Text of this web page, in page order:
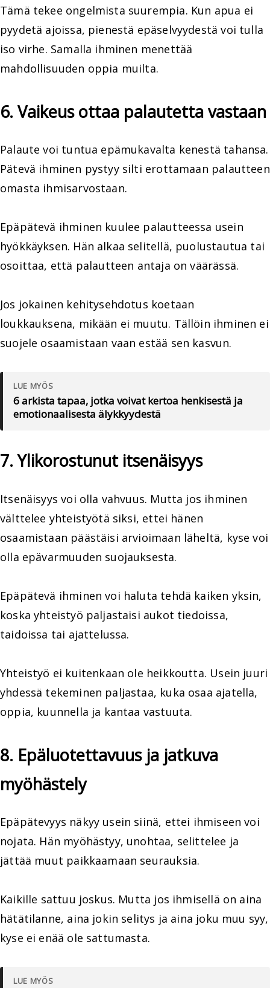
Tämä tekee ongelmista suurempia. Kun apua ei
pyydetä ajoissa, pienestä epäselvyydestä voi tulla
iso virhe. Samalla ihminen menettää
mahdollisuuden oppia muilta.
6. Vaikeus ottaa palautetta vastaan
Palaute voi tuntua epämukavalta kenestä tahansa.
Pätevä ihminen pystyy silti erottamaan palautteen
omasta ihmisarvostaan.
Epäpätevä ihminen kuulee palautteessa usein
hyökkäyksen. Hän alkaa selitellä, puolustautua tai
osoittaa, että palautteen antaja on väärässä.
Jos jokainen kehitysehdotus koetaan
loukkauksena, mikään ei muutu. Tällöin ihminen ei
suojele osaamistaan vaan estää sen kasvun.
LUE MYÖS
6 arkista tapaa, jotka voivat kertoa henkisestä ja
emotionaalisesta älykkyydestä
7. Ylikorostunut itsenäisyys
Itsenäisyys voi olla vahvuus. Mutta jos ihminen
välttelee yhteistyötä siksi, ettei hänen
osaamistaan päästäisi arvioimaan läheltä, kyse voi
olla epävarmuuden suojauksesta.
Epäpätevä ihminen voi haluta tehdä kaiken yksin,
koska yhteistyö paljastaisi aukot tiedoissa,
taidoissa tai ajattelussa.
Yhteistyö ei kuitenkaan ole heikkoutta. Usein juuri
yhdessä tekeminen paljastaa, kuka osaa ajatella,
oppia, kuunnella ja kantaa vastuuta.
8. Epäluotettavuus ja jatkuva
myöhästely
Epäpätevyys näkyy usein siinä, ettei ihmiseen voi
nojata. Hän myöhästyy, unohtaa, selittelee ja
jättää muut paikkaamaan seurauksia.
Kaikille sattuu joskus. Mutta jos ihmisellä on aina
hätätilanne, aina jokin selitys ja aina joku muu syy,
kyse ei enää ole sattumasta.
LUE MYÖS